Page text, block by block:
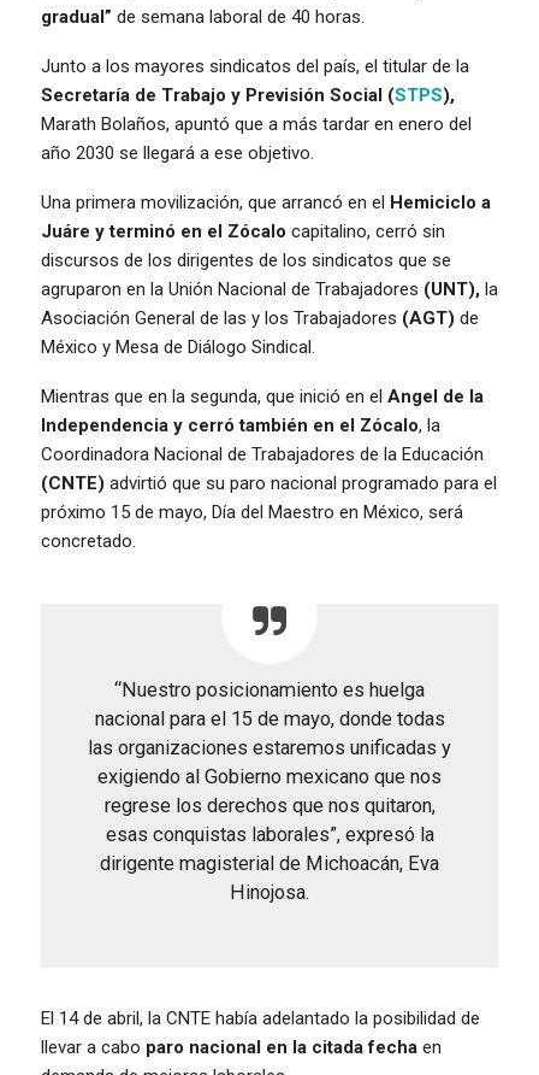
gradual” de semana laboral de 40 horas.
Junto a los mayores sindicatos del país, el titular de la
Secretaría de Trabajo y Previsión Social (STPS),
Marath Bolaños, apuntó que a más tardar en enero del
año 2030 se llegará a ese objetivo.
Una primera movilización, que arrancó en el Hemiciclo a
Juáre y terminó en el Zócalo capitalino, cerró sin
discursos de los dirigentes de los sindicatos que se
agruparon en la Unión Nacional de Trabajadores (UNT), la
Asociación General de las y los Trabajadores (AGT) de
México y Mesa de Diálogo Sindical.
Mientras que en la segunda, que inició en el Angel de la
Independencia y cerró también en el Zócalo, la
Coordinadora Nacional de Trabajadores de la Educación
(CNTE) advirtió que su paro nacional programado para el
próximo 15 de mayo, Día del Maestro en México, será
concretado.
“Nuestro posicionamiento es huelga
nacional para el 15 de mayo, donde todas
las organizaciones estaremos unificadas y
exigiendo al Gobierno mexicano que nos
regrese los derechos que nos quitaron,
esas conquistas laborales”, expresó la
dirigente magisterial de Michoacán, Eva
Hinojosa.
El 14 de abril, la CNTE había adelantado la posibilidad de
llevar a cabo paro nacional en la citada fecha en